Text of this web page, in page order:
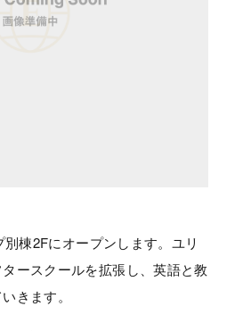
棟2Fにオープンします。ユリ
ースクールを拡張し、英語と教
きます。